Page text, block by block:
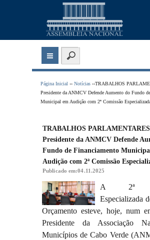
Página Inicial ››Notícias ››TRABALHOS
Presidente da ANMCV Defende Aumento do Fundo
Municipal em Audição com 2ª Comissão
TRABALHOS
Presidente da ANMCV Defende
Fundo de Financiamento
Audição com 2ª Comissão
Publicado em:04.11.2025
A 2ª
Especializada
Orçamento esteve, hoje, num
Presidente da Associação
Municípios de Cabo Verde